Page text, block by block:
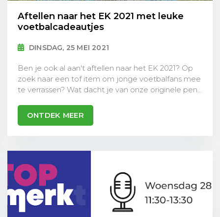
Aftellen naar het EK 2021 met leuke
voetbalcadeautjes
DINSDAG, 25 MEI 2021
Ben je ook al aan't aftellen naar het EK 2021? Op
zoek naar een tof item om jonge voetbalfans mee
te verrassen? Wat dacht je van onze originele pen...
ONTDEK MEER